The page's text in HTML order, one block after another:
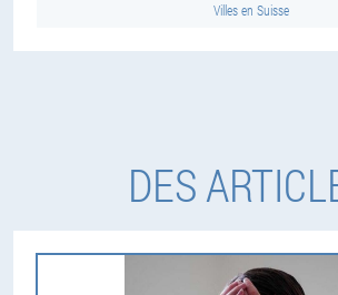
Villes en Suisse
DES